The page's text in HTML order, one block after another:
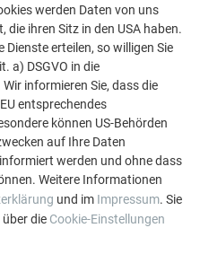
werden Daten von uns
ihren Sitz in den USA haben.
erteilen, so willigen Sie
a) DSGVO in die
informieren Sie, dass die
entsprechendes
können US-Behörden
auf Ihre Daten
werden und ohne dass
Weitere Informationen
und im Impressum. Sie
die Cookie-Einstellungen